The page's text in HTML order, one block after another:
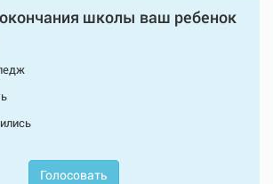
школы ваш ребенок
Голосовать